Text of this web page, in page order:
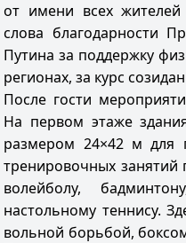
от имени всех
слова благодарности
Путина за поддержку
регионах, за курс
После гости
На первом этаже
размером 24×42 м для
тренировочных занятий
волейболу,
настольному теннису.
вольной борьбой,